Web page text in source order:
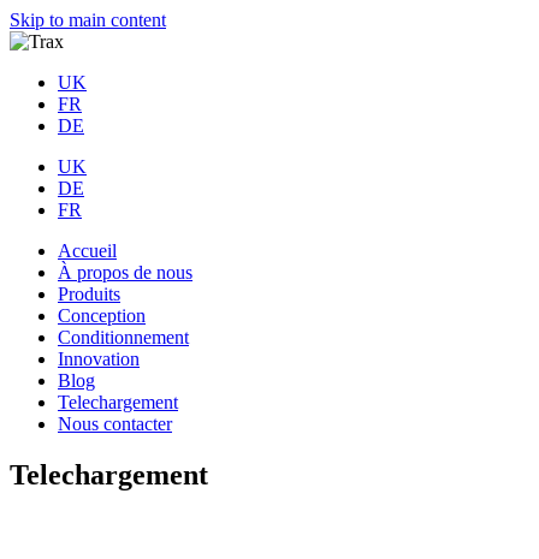
Skip to main content
UK
FR
DE
UK
DE
FR
Accueil
À propos de nous
Produits
Conception
Conditionnement
Innovation
Blog
Telechargement
Nous contacter
Telechargement